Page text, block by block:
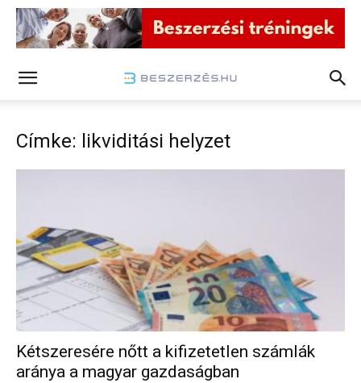
Címke: likviditási helyzet
Kétszeresére nőtt a kifizetetlen számlák
aránya a magyar gazdaságban